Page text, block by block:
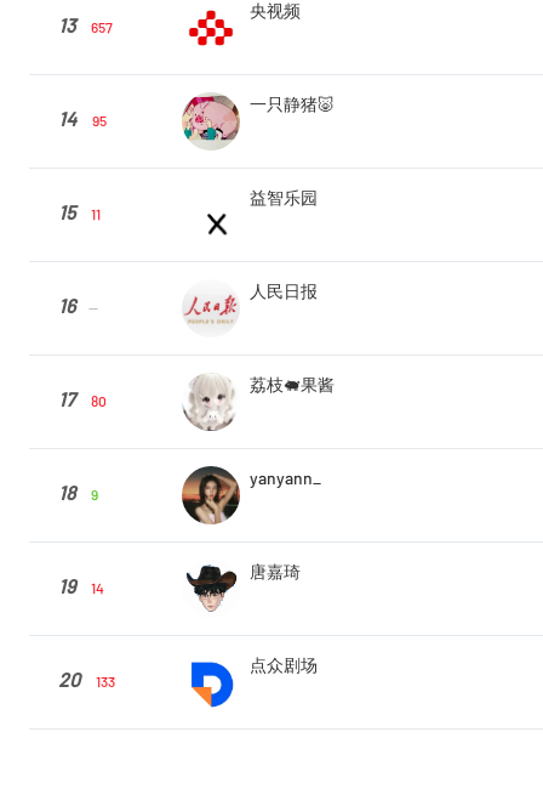
13 657
央视频
14 95
一只静猪🐷
15 11
益智乐园
16 --
人民日报
17 80
荔枝🐖果酱
18 9
yanyann_
19 14
唐嘉琦
20 133
点众剧场